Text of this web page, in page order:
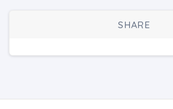
SHARE